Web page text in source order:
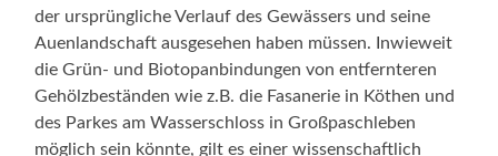
der ursprüngliche Verlauf des Gewässers und seine
Auenlandschaft ausgesehen haben müssen. Inwieweit
die Grün- und Biotopanbindungen von entfernteren
Gehölzbeständen wie z.B. die Fasanerie in Köthen und
des Parkes am Wasserschloss in Großpaschleben
möglich sein könnte, gilt es einer wissenschaftlich